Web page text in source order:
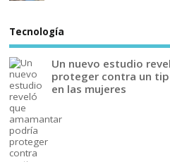
Tecnología
Un nuevo estudio
proteger contra un
en las mujeres